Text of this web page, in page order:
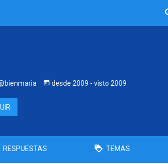
desde 2009 - visto 2009
RESPUESTAS TEMAS